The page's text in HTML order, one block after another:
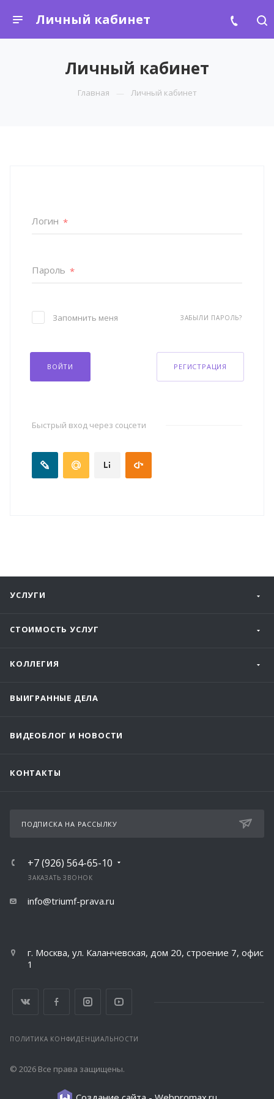
Личный кабинет
Личный кабинет
Главная Личный кабинет
Логин *
Пароль *
ЗАБЫЛИ ПАРОЛЬ?
Запомнить меня
ВОЙТИ РЕГИСТРАЦИЯ
Быстрый вход через соцсети
УСЛУГИ
СТОИМОСТЬ УСЛУГ
КОЛЛЕГИЯ
ВЫИГРАННЫЕ ДЕЛА
ВИДЕОБЛОГ И НОВОСТИ
КОНТАКТЫ
ПОДПИСКА НА РАССЫЛКУ
+7 (926) 564-65-10
ЗАКАЗАТЬ ЗВОНОК
info@triumf-prava.ru
г. Москва, ул. Каланчевская, дом 20, строение 7, офис
1
ПОЛИТИКА КОНФИДЕНЦИАЛЬНОСТИ
© 2026 Все права защищены.